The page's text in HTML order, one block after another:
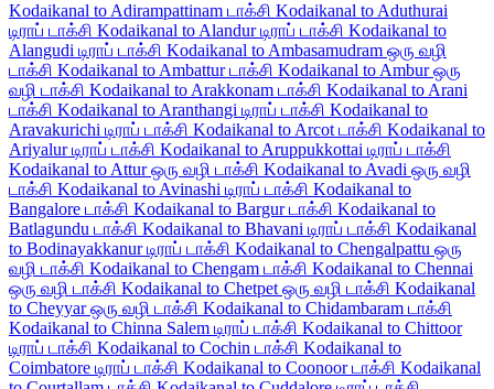
Kodaikanal to Adirampattinam டாக்சி Kodaikanal to Aduthurai
டிராப் டாக்சி Kodaikanal to Alandur டிராப் டாக்சி Kodaikanal to
Alangudi டிராப் டாக்சி Kodaikanal to Ambasamudram ஒரு வழி
டாக்சி Kodaikanal to Ambattur டாக்சி Kodaikanal to Ambur ஒரு
வழி டாக்சி Kodaikanal to Arakkonam டாக்சி Kodaikanal to Arani
டாக்சி Kodaikanal to Aranthangi டிராப் டாக்சி Kodaikanal to
Aravakurichi டிராப் டாக்சி Kodaikanal to Arcot டாக்சி Kodaikanal to
Ariyalur டிராப் டாக்சி Kodaikanal to Aruppukkottai டிராப் டாக்சி
Kodaikanal to Attur ஒரு வழி டாக்சி Kodaikanal to Avadi ஒரு வழி
டாக்சி Kodaikanal to Avinashi டிராப் டாக்சி Kodaikanal to
Bangalore டாக்சி Kodaikanal to Bargur டாக்சி Kodaikanal to
Batlagundu டாக்சி Kodaikanal to Bhavani டிராப் டாக்சி Kodaikanal
to Bodinayakkanur டிராப் டாக்சி Kodaikanal to Chengalpattu ஒரு
வழி டாக்சி Kodaikanal to Chengam டாக்சி Kodaikanal to Chennai
ஒரு வழி டாக்சி Kodaikanal to Chetpet ஒரு வழி டாக்சி Kodaikanal
to Cheyyar ஒரு வழி டாக்சி Kodaikanal to Chidambaram டாக்சி
Kodaikanal to Chinna Salem டிராப் டாக்சி Kodaikanal to Chittoor
டிராப் டாக்சி Kodaikanal to Cochin டாக்சி Kodaikanal to
Coimbatore டிராப் டாக்சி Kodaikanal to Coonoor டாக்சி Kodaikanal